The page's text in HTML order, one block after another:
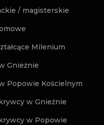
/ magisterskie
Milenium
Gnieźnie
Popowie Kościelnym
w Gnieźnie
w Popowie